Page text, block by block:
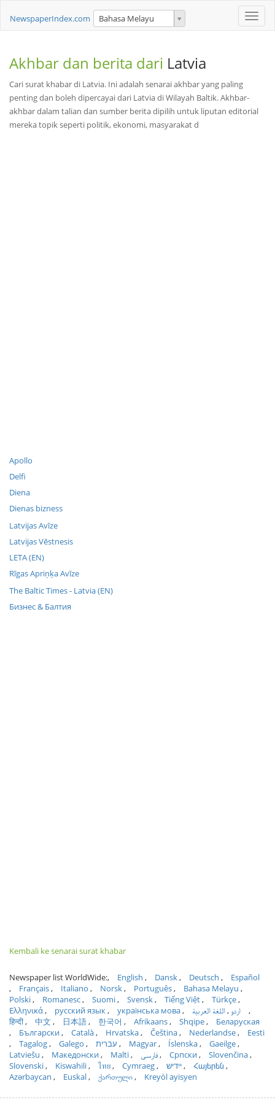
Toggle
NewspaperIndex.com Bahasa Melayu
Akhbar dan berita dari Latvia
Cari surat khabar di Latvia. Ini adalah senarai akhbar yang paling
penting dan boleh dipercayai dari Latvia di Wilayah Baltik. Akhbar-
akhbar dalam talian dan sumber berita dipilih untuk liputan editorial
mereka topik seperti politik, ekonomi, masyarakat d
Apollo
Delfi
Diena
Dienas bizness
Latvijas Avīze
Latvijas Vēstnesis
LETA (EN)
Rīgas Apriņķa Avīze
The Baltic Times - Latvia (EN)
Бизнес & Балтия
Kembali ke senarai surat khabar
Newspaper list WorldWide: English Dansk Deutsch
Español
Français
Italiano Norsk Português
Bahasa Melayu
Polski
Romanesc Suomi Svensk Tiếng Việt
Türkçe
Ελληνικά
русский язык українська мова اردو اللغة العربية
हिन्दी
中文 日本語 한국어 Afrikaans Shqipe
Беларуская
Български
Català Hrvatska Čeština Nederlandse
Eesti
Tagalog
Galego עברית Magyar Íslenska
Gaeilge
Latviešu
Македонски Malti فارسی Српски
Slovenčina
Slovenski
Kiswahili ไทย Cymraeg ייִדיש
Հայերեն
Azərbaycan
Euskal ქართული Kreyòl ayisyen